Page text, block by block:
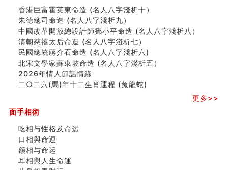
风水先生林琅仙的传说
从痣看相
姓名陰陽配置的凶吉
六爻測住宅風水 (四)
玄空本义 (五)
财务办公室风水布局
精选1500个五行属木的字
玄空本义 (四)
八字算命：女命八字里日坐伤官克夫？
订婚就是定结婚日子吗
玄空本义 (三)
飞灵山传说故事
命理解说：想请问什么时候能够遇到姻缘结婚？
商舖選址的風水講究 (下)
香港巨富霍英東命造 (名人八字淺析十）
朱德總司命造 (名⼈⼋字淺析九）
中國改革開放總設計師鄧小平命造 (名人八字淺析八）
清朝慈禧太后命造 (名人八字淺析七）
民國總統蔣介石命造 (名人八字淺析六)
北宋文學家蘇東坡命造 (名人八字淺析五）
2026年情人節話情緣
二○二六(馬)年十二生肖運程 (兔龍蛇)
更多>>
面手相術
吃相与性格及命运
口相與命運
额相与命运
耳相與人生命運